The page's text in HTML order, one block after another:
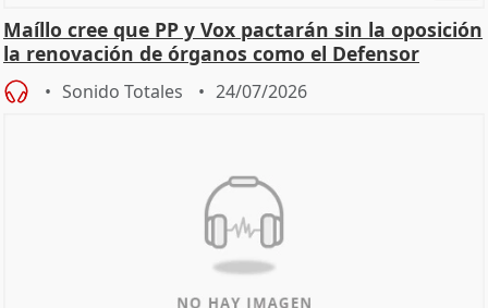
Maíllo cree que PP y Vox pactarán sin la oposición
la renovación de órganos como el Defensor
Sonido Totales 24/07/2026